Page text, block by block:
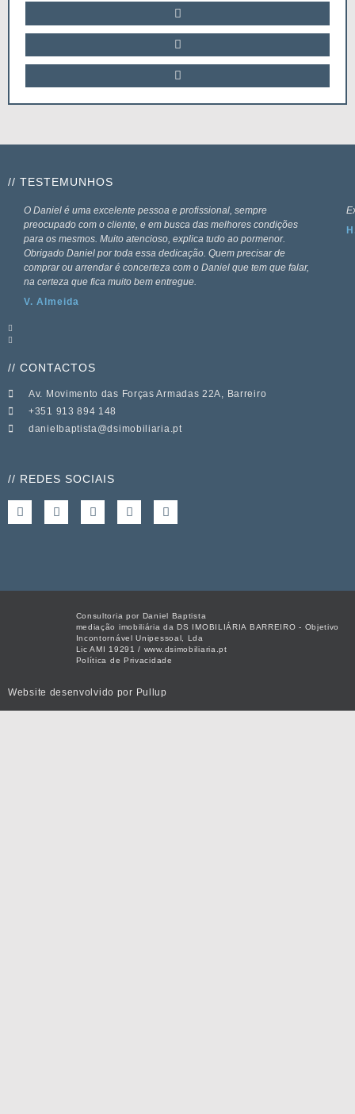
// TESTEMUNHOS
O Daniel é uma excelente pessoa e profissional, sempre
preocupado com o cliente, e em busca das melhores condições
para os mesmos. Muito atencioso, explica tudo ao pormenor.
Obrigado Daniel por toda essa dedicação. Quem precisar de
comprar ou arrendar é concerteza com o Daniel que tem que falar,
na certeza que fica muito bem entregue.
V. Almeida
// CONTACTOS
Av. Movimento das Forças Armadas 22A, Barreiro
+351 913 894 148
danielbaptista@dsimobiliaria.pt
// REDES SOCIAIS
Consultoria por Daniel Baptista
mediação imobiliária da DS IMOBILIÁRIA BARREIRO - Objetivo
Incontornável Unipessoal, Lda
Lic AMI 19291 / www.dsimobiliaria.pt
Política de Privacidade
Website desenvolvido por Pullup